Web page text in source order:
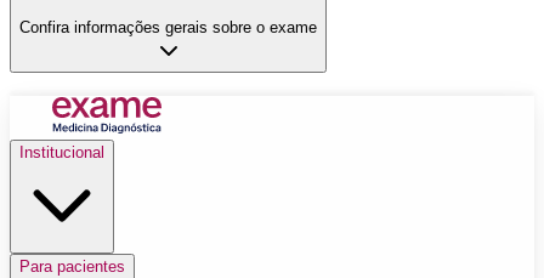
Confira informações gerais sobre o exame
Institucional
Para pacientes